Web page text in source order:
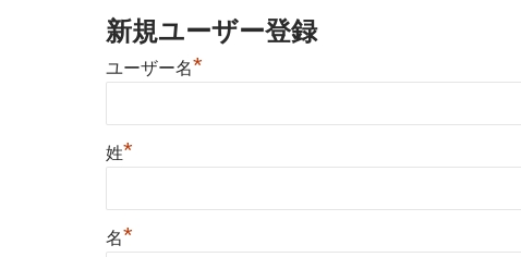
新規ユーザー登録
ユーザー名*
姓*
名*